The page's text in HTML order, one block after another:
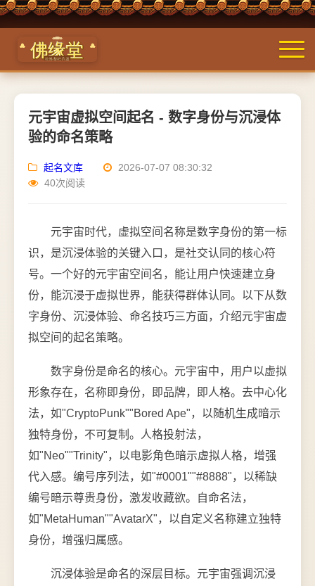
元宇宙虚拟空间起名 - 数字身份与沉浸体
验的命名策略
起名文库
2026-07-07 08:30:32
40次阅读
元宇宙时代，虚拟空间名称是数字身份的第一标
识，是沉浸体验的关键入口，是社交认同的核心符
号。一个好的元宇宙空间名，能让用户快速建立身
份，能沉浸于虚拟世界，能获得群体认同。以下从数
字身份、沉浸体验、命名技巧三方面，介绍元宇宙虚
拟空间的起名策略。
数字身份是命名的核心。元宇宙中，用户以虚拟
形象存在，名称即身份，即品牌，即人格。去中心化
法，如"CryptoPunk""Bored Ape"，以随机生成暗示
独特身份，不可复制。人格投射法，
如"Neo""Trinity"，以电影角色暗示虚拟人格，增强
代入感。编号序列法，如"#0001""#8888"，以稀缺
编号暗示尊贵身份，激发收藏欲。自命名法，
如"MetaHuman""AvatarX"，以自定义名称建立独特
身份，增强归属感。
沉浸体验是命名的深层目标。元宇宙强调沉浸